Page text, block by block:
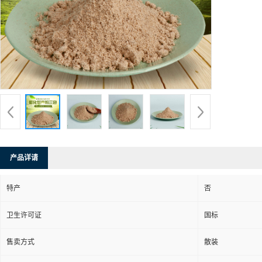
产品详请
特产 否
卫生许可证 国标
售卖方式 散装